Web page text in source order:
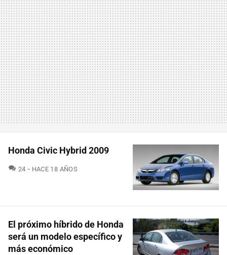
Honda Civic Hybrid 2009
24 COMENTARIOS
HACE 18 AÑOS
El próximo híbrido de Honda
será un modelo específico y
más económico